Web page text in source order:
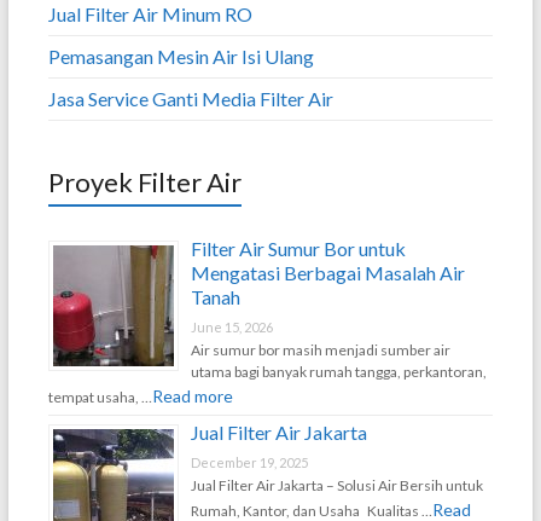
Jual Filter Air Minum RO
Pemasangan Mesin Air Isi Ulang
Jasa Service Ganti Media Filter Air
Proyek Filter Air
Filter Air Sumur Bor untuk
Mengatasi Berbagai Masalah Air
Tanah
June 15, 2026
Air sumur bor masih menjadi sumber air
utama bagi banyak rumah tangga, perkantoran,
tempat usaha, … Read more
Jual Filter Air Jakarta
December 19, 2025
Jual Filter Air Jakarta – Solusi Air Bersih untuk
Rumah, Kantor, dan Usaha Kualitas … Read